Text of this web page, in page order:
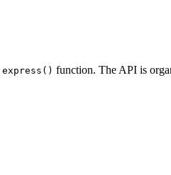
express() function. The API is